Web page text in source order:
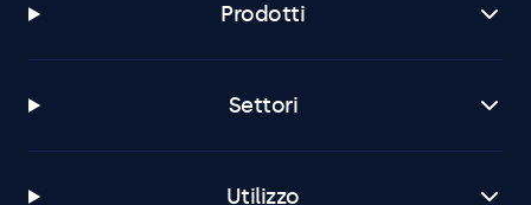
Prodotti
Settori
Utilizzo